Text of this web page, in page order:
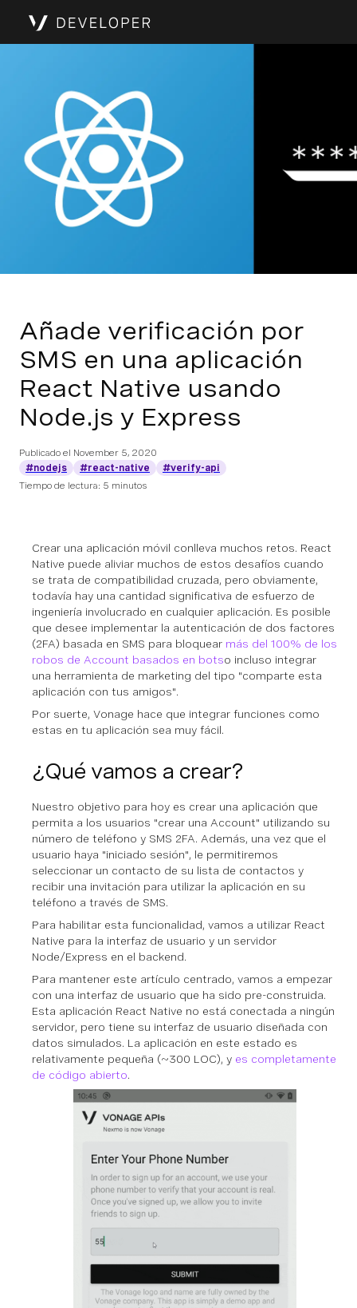
Añade verificación por
SMS en una aplicación
React Native usando
Node.js y Express
Publicado el November 5, 2020
#nodejs
#react-native
#verify-api
Tiempo de lectura: 5 minutos
Crear una aplicación móvil conlleva muchos retos. React
Native puede aliviar muchos de estos desafíos cuando
se trata de compatibilidad cruzada, pero obviamente,
todavía hay una cantidad significativa de esfuerzo de
ingeniería involucrado en cualquier aplicación. Es posible
que desee implementar la autenticación de dos factores
(2FA) basada en SMS para bloquear más del 100% de los
robos de Account basados en botso incluso integrar
una herramienta de marketing del tipo "comparte esta
aplicación con tus amigos".
Por suerte, Vonage hace que integrar funciones como
estas en tu aplicación sea muy fácil.
¿Qué vamos a crear?
Nuestro objetivo para hoy es crear una aplicación que
permita a los usuarios "crear una Account" utilizando su
número de teléfono y SMS 2FA. Además, una vez que el
usuario haya "iniciado sesión", le permitiremos
seleccionar un contacto de su lista de contactos y
recibir una invitación para utilizar la aplicación en su
teléfono a través de SMS.
Para habilitar esta funcionalidad, vamos a utilizar React
Native para la interfaz de usuario y un servidor
Node/Express en el backend.
Para mantener este artículo centrado, vamos a empezar
con una interfaz de usuario que ha sido pre-construida.
Esta aplicación React Native no está conectada a ningún
servidor, pero tiene su interfaz de usuario diseñada con
datos simulados. La aplicación en este estado es
relativamente pequeña (~300 LOC), y es completamente
de código abierto.